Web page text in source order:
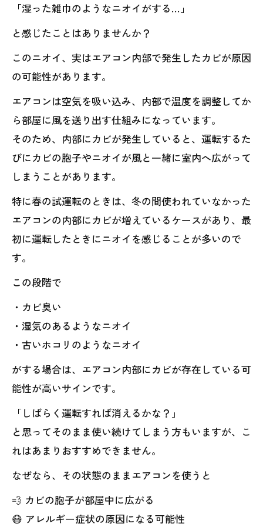
「湿った雑巾のようなニオイがする…」
と感じたことはありませんか？
このニオイ、実はエアコン内部で発生したカビが原因
の可能性があります。
エアコンは空気を吸い込み、内部で温度を調整してか
ら部屋に風を送り出す仕組みになっています。
そのため、内部にカビが発生していると、運転するた
びにカビの胞子やニオイが風と一緒に室内へ広がって
しまうことがあります。
特に春の試運転のときは、冬の間使われていなかった
エアコンの内部にカビが増えているケースがあり、最
初に運転したときにニオイを感じることが多いので
す。
この段階で
・カビ臭い
・湿気のあるようなニオイ
・古いホコリのようなニオイ
がする場合は、エアコン内部にカビが存在している可
能性が高いサインです。
「しばらく運転すれば消えるかな？」
と思ってそのまま使い続けてしまう方もいますが、こ
れはあまりおすすめできません。
なぜなら、その状態のままエアコンを使うと
💨 カビの胞子が部屋中に広がる
😷 アレルギー症状の原因になる可能性